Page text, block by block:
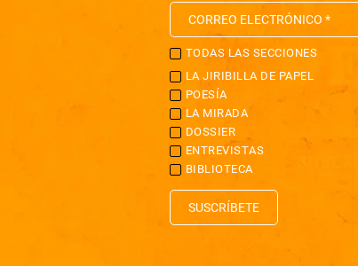
TODAS LAS SECCIONES
LA JIRIBILLA DE PAPEL
POESÍA
LA MIRADA
DOSSIER
ENTREVISTAS
BIBLIOTECA
SUSCRÍBETE